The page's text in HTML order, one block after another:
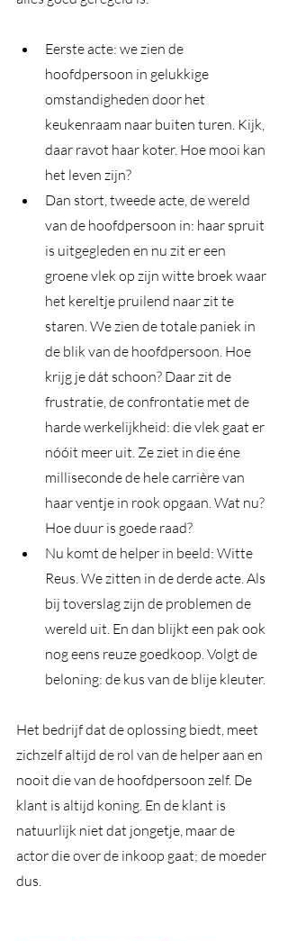
Eerste acte: we zien de
hoofdpersoon in gelukkige
omstandigheden door het
keukenraam naar buiten turen. Kijk,
daar ravot haar koter. Hoe mooi kan
het leven zijn?
Dan stort, tweede acte, de wereld
van de hoofdpersoon in: haar spruit
is uitgegleden en nu zit er een
groene vlek op zijn witte broek waar
het kereltje pruilend naar zit te
staren. We zien de totale paniek in
de blik van de hoofdpersoon. Hoe
krijg je dát schoon? Daar zit de
frustratie, de confrontatie met de
harde werkelijkheid: die vlek gaat er
nóóit meer uit. Ze ziet in die éne
milliseconde de hele carrière van
haar ventje in rook opgaan. Wat nu?
Hoe duur is goede raad?
Nu komt de helper in beeld: Witte
Reus. We zitten in de derde acte. Als
bij toverslag zijn de problemen de
wereld uit. En dan blijkt een pak ook
nog eens reuze goedkoop. Volgt de
beloning: de kus van de blije kleuter.
Het bedrijf dat de oplossing biedt, meet
zichzelf altijd de rol van de helper aan en
nooit die van de hoofdpersoon zelf. De
klant is altijd koning. En de klant is
natuurlijk niet dat jongetje, maar de
actor die over de inkoop gaat; de moeder
dus.